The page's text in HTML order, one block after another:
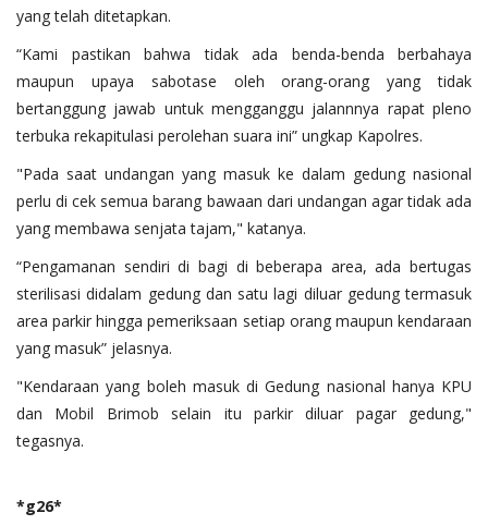
yang telah ditetapkan.
“Kami pastikan bahwa tidak ada benda-benda berbahaya
maupun upaya sabotase oleh orang-orang yang tidak
bertanggung jawab untuk mengganggu jalannnya rapat pleno
terbuka rekapitulasi perolehan suara ini” ungkap Kapolres.
"Pada saat undangan yang masuk ke dalam gedung nasional
perlu di cek semua barang bawaan dari undangan agar tidak ada
yang membawa senjata tajam," katanya.
“Pengamanan sendiri di bagi di beberapa area, ada bertugas
sterilisasi didalam gedung dan satu lagi diluar gedung termasuk
area parkir hingga pemeriksaan setiap orang maupun kendaraan
yang masuk” jelasnya.
"Kendaraan yang boleh masuk di Gedung nasional hanya KPU
dan Mobil Brimob selain itu parkir diluar pagar gedung,"
tegasnya.
*g26*